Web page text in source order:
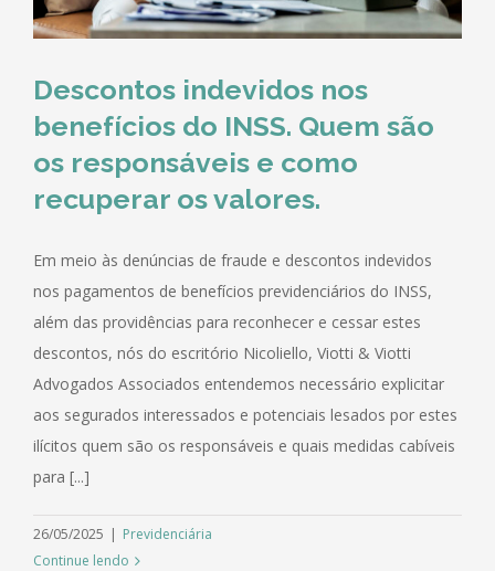
Descontos indevidos nos
benefícios do INSS. Quem são
os responsáveis e como
recuperar os valores.
Em meio às denúncias de fraude e descontos indevidos
nos pagamentos de benefícios previdenciários do INSS,
além das providências para reconhecer e cessar estes
descontos, nós do escritório Nicoliello, Viotti & Viotti
Advogados Associados entendemos necessário explicitar
aos segurados interessados e potenciais lesados por estes
ilícitos quem são os responsáveis e quais medidas cabíveis
para [...]
26/05/2025 | Previdenciária
Continue lendo